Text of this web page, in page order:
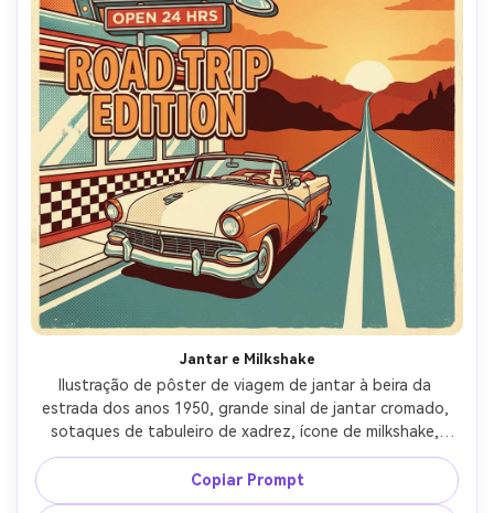
Jantar e Milkshake
Ilustração de pôster de viagem de jantar à beira da
estrada dos anos 1950, grande sinal de jantar cromado,
sotaques de tabuleiro de xadrez, ícone de milkshake,
carro estacionado e uma estrada longa ao fundo, paleta
nostálgica quente, arte vetorial de contorno grosso,
sombras de meio tom, tipografia lúdica ousada para o
Copiar Prompt